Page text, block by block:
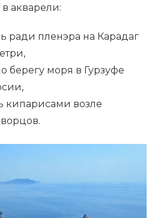
в акварели:
ради пленэра на Карадаг
берегу моря в Гурзуфе
кипарисами возле